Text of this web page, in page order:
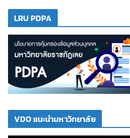
LRU PDPA
VDO แนะนำมหาวิทยาลัย